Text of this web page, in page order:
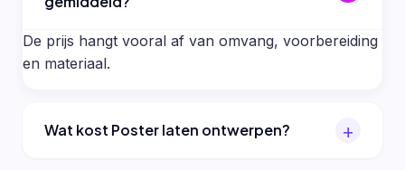
De prijs hangt vooral af van omvang, voorbereiding
en materiaal.
Wat kost Poster laten ontwerpen?